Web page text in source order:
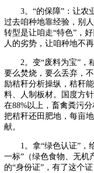
3。“的保障”：让农业
过去咱种地靠经验，别
转型是让咱走“特色”，
人的劣势，让咱种地不
2。变“废料为宝”，
要么焚烧，要么丢弃，
励秸秆分析操纵，秸秆
料、人制板材。国度方
在88%以上，畜禽粪污
把秸秆还田肥地，每亩
献。
1。拿“绿色认证”，给
一标”（绿色食物、无机
的“身份证”，有了这个